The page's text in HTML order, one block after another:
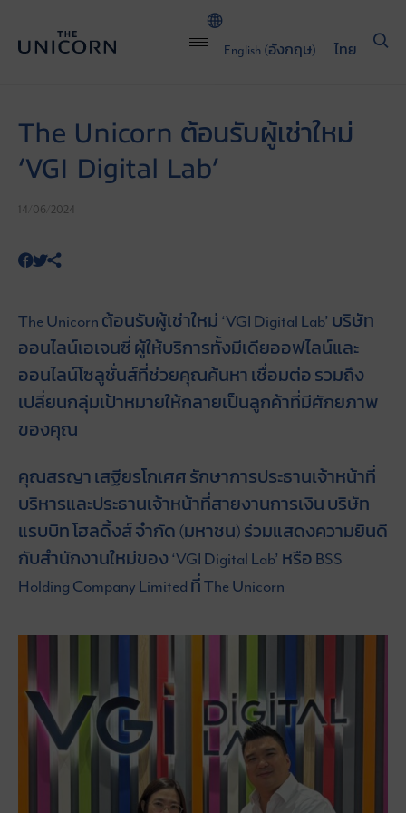
English (อังกฤษ) ไทย
The Unicorn ต้อนรับผู้เช่าใหม่
‘VGI Digital Lab’
14/06/2024
The Unicorn ต้อนรับผู้เช่าใหม่ ‘VGI Digital Lab’ บริษัท
ออนไลน์เอเจนซี่ ผู้ให้บริการทั้งมีเดียออฟไลน์และ
ออนไลน์โซลูชั่นส์ที่ช่วยคุณค้นหา เชื่อมต่อ รวมถึง
เปลี่ยนกลุ่มเป้าหมายให้กลายเป็นลูกค้าที่มีศักยภาพ
ของคุณ
คุณสรญา เสฐียรโกเศศ รักษาการประธานเจ้าหน้าที่
บริหารและประธานเจ้าหน้าที่สายงานการเงิน บริษัท
แรบบิท โฮลดิ้งส์ จำกัด (มหาชน) ร่วมแสดงความยินดี
กับสำนักงานใหม่ของ ‘VGI Digital Lab’ หรือ BSS
Holding Company Limited ที่ The Unicorn